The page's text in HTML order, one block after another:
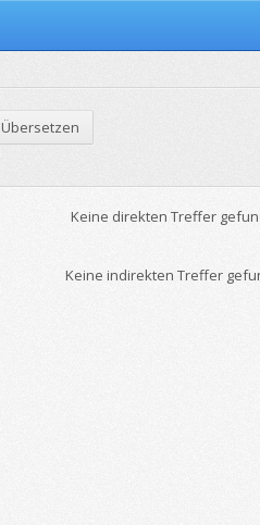
Übersetzen
Keine direkten Treffer
Keine indirekten Treffer